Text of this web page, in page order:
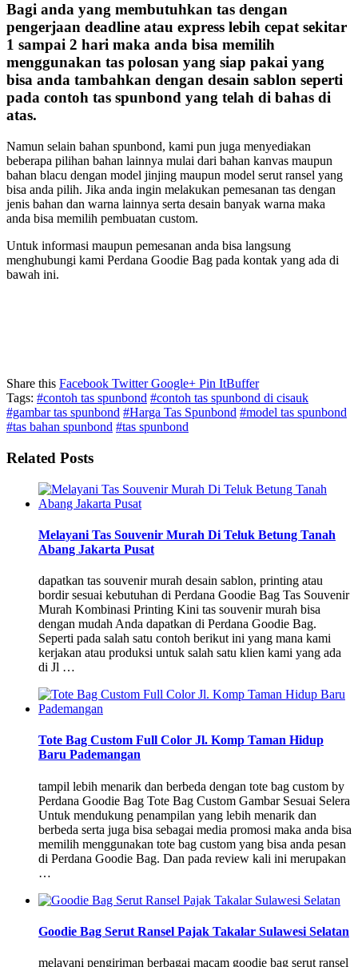
Bagi anda yang membutuhkan tas dengan
pengerjaan deadline atau express lebih cepat sekitar
1 sampai 2 hari maka anda bisa memilih
menggunakan tas polosan yang siap pakai yang
bisa anda tambahkan dengan desain sablon seperti
pada contoh tas spunbond yang telah di bahas di
atas.
Namun selain bahan spunbond, kami pun juga menyediakan
beberapa pilihan bahan lainnya mulai dari bahan kanvas maupun
bahan blacu dengan model jinjing maupun model serut ransel yang
bisa anda pilih. Jika anda ingin melakukan pemesanan tas dengan
jenis bahan dan warna lainnya serta desain banyak warna maka
anda bisa memilih pembuatan custom.
Untuk informasi maupun pemesanan anda bisa langsung
menghubungi kami Perdana Goodie Bag pada kontak yang ada di
bawah ini.
Share this Facebook TwitterGoogle+ Pin ItBuffer
Tags: #contoh tas spunbond #contoh tas spunbond di cisauk
#gambar tas spunbond #Harga Tas Spunbond #model tas spunbond
#tas bahan spunbond #tas spunbond
Related Posts
Melayani Tas Souvenir Murah Di Teluk Betung Tanah
Abang Jakarta Pusat
dapatkan tas souvenir murah desain sablon, printing atau
bordir sesuai kebutuhan di Perdana Goodie Bag Tas Souvenir
Murah Kombinasi Printing Kini tas souvenir murah bisa
dengan mudah Anda dapatkan di Perdana Goodie Bag.
Seperti pada salah satu contoh berikut ini yang mana kami
kerjakan atau produksi untuk salah satu klien kami yang ada
di Jl …
Tote Bag Custom Full Color Jl. Komp Taman Hidup
Baru Pademangan
tampil lebih menarik dan berbeda dengan tote bag custom by
Perdana Goodie Bag Tote Bag Custom Gambar Sesuai Selera
Untuk mendukung penampilan yang lebih menarik dan
berbeda serta juga bisa sebagai media promosi maka anda bisa
memilih menggunakan tote bag custom yang bisa anda pesan
di Perdana Goodie Bag. Dan pada review kali ini merupakan
…
Goodie Bag Serut Ransel Pajak Takalar Sulawesi Selatan
melayani pengiriman berbagai macam goodie bag serut ransel